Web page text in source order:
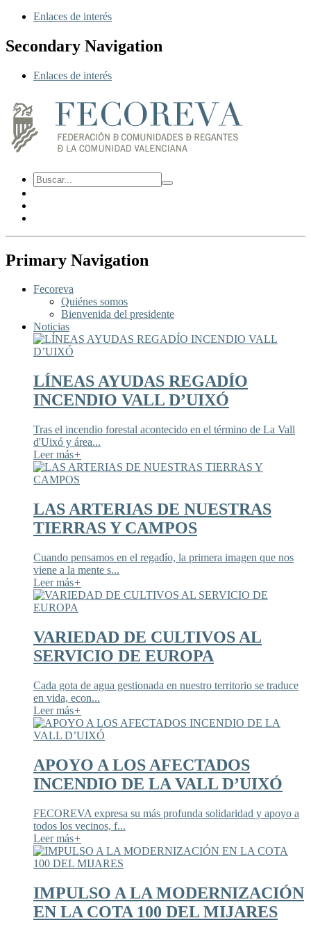
Enlaces de interés
Secondary Navigation
Enlaces de interés
Primary Navigation
Fecoreva
Quiénes somos
Bienvenida del presidente
Noticias
LÍNEAS AYUDAS REGADÍO
INCENDIO VALL D’UIXÓ
Tras el incendio forestal acontecido en el término de La Vall
d'Uixó y área...
Leer más+
LAS ARTERIAS DE NUESTRAS
TIERRAS Y CAMPOS
Cuando pensamos en el regadío, la primera imagen que nos
viene a la mente s...
Leer más+
VARIEDAD DE CULTIVOS AL
SERVICIO DE EUROPA
Cada gota de agua gestionada en nuestro territorio se traduce
en vida, econ...
Leer más+
APOYO A LOS AFECTADOS
INCENDIO DE LA VALL D’UIXÓ
FECOREVA expresa su más profunda solidaridad y apoyo a
todos los vecinos, f...
Leer más+
IMPULSO A LA MODERNIZACIÓN
EN LA COTA 100 DEL MIJARES